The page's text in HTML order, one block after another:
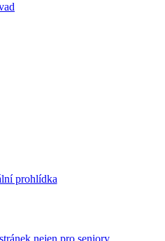
nejen pro seniory